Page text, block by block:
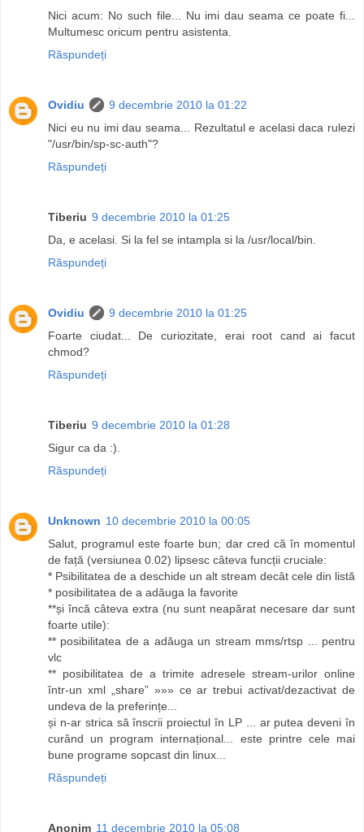
Nici acum: No such file... Nu imi dau seama ce poate fi...
Multumesc oricum pentru asistenta.
Răspundeți
Ovidiu
9 decembrie 2010 la 01:22
Nici eu nu imi dau seama... Rezultatul e acelasi daca rulezi
"/usr/bin/sp-sc-auth"?
Răspundeți
Tiberiu 9 decembrie 2010 la 01:25
Da, e acelasi. Si la fel se intampla si la /usr/local/bin.
Răspundeți
Ovidiu
9 decembrie 2010 la 01:25
Foarte ciudat... De curiozitate, erai root cand ai facut
chmod?
Răspundeți
Tiberiu 9 decembrie 2010 la 01:28
Sigur ca da :).
Răspundeți
Unknown 10 decembrie 2010 la 00:05
Salut, programul este foarte bun; dar cred că în momentul
de față (versiunea 0.02) lipsesc câteva funcții cruciale:
* Psibilitatea de a deschide un alt stream decât cele din listă
* posibilitatea de a adăuga la favorite
**și încă câteva extra (nu sunt neapărat necesare dar sunt
foarte utile):
** posibilitatea de a adăuga un stream mms/rtsp ... pentru
vlc
** posibilitatea de a trimite adresele stream-urilor online
într-un xml „share” »»» ce ar trebui activat/dezactivat de
undeva de la preferințe...
și n-ar strica să înscrii proiectul în LP ... ar putea deveni în
curând un program internațional... este printre cele mai
bune programe sopcast din linux...
Răspundeți
Anonim 11 decembrie 2010 la 05:08